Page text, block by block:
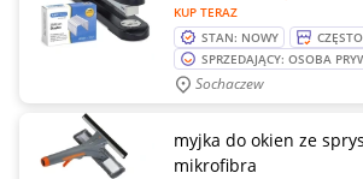
KUP TERAZ
STAN: NOWY
SPRZEDAJĄCY: OSOBA
Sochaczew
myjka do okien ze
mikrofibra